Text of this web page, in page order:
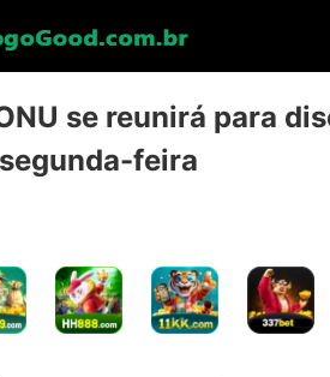
se reunirá para
segunda-feira